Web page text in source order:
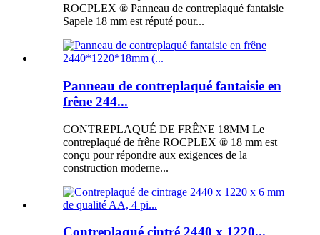
ROCPLEX ® Panneau de contreplaqué fantaisie
Sapele 18 mm est réputé pour...
Panneau de contreplaqué fantaisie en
frêne 244...
CONTREPLAQUÉ DE FRÊNE 18MM Le
contreplaqué de frêne ROCPLEX ® 18 mm est
conçu pour répondre aux exigences de la
construction moderne...